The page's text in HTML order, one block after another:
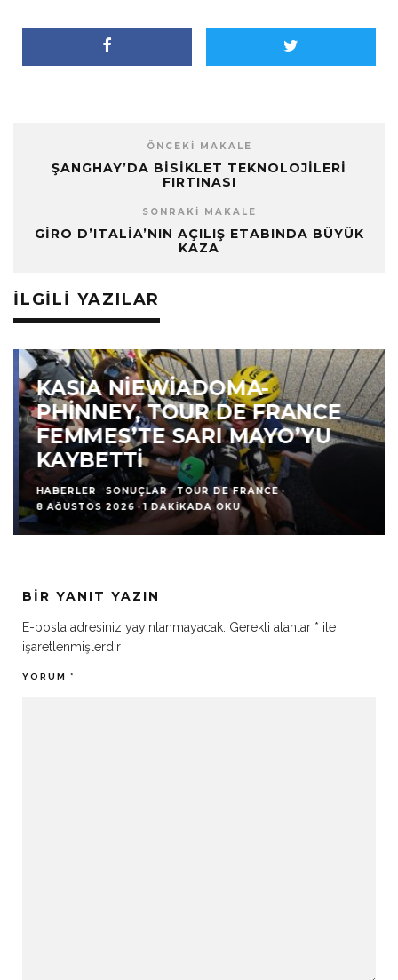
ÖNCEKI MAKALE
ŞANGHAY’DA BISIKLET TEKNOLOJILERI
FIRTINASI
SONRAKI MAKALE
GIRO D’ITALIA’NIN AÇILIŞ ETABINDA BÜYÜK
KAZA
İLGILI YAZILAR
KASIA NIEWIADOMA-
PHINNEY, TOUR DE FRANCE
FEMMES’TE SARI MAYO’YU
KAYBETTI
HABERLER SONUÇLAR TOUR DE FRANCE ·
8 AĞUSTOS 2026 · 1 DAKIKADA OKU
BIR YANIT YAZIN
E-posta adresiniz yayınlanmayacak. Gerekli alanlar * ile
işaretlenmişlerdir
YORUM *